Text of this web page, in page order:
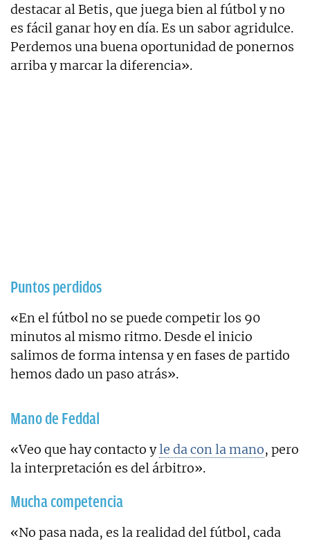
destacar al Betis, que juega bien al fútbol y no
es fácil ganar hoy en día. Es un sabor agridulce.
Perdemos una buena oportunidad de ponernos
arriba y marcar la diferencia».
Puntos perdidos
«En el fútbol no se puede competir los 90
minutos al mismo ritmo. Desde el inicio
salimos de forma intensa y en fases de partido
hemos dado un paso atrás».
Mano de Feddal
«Veo que hay contacto yle da con la mano, pero
la interpretación es del árbitro».
Mucha competencia
«No pasa nada, es la realidad del fútbol, cada